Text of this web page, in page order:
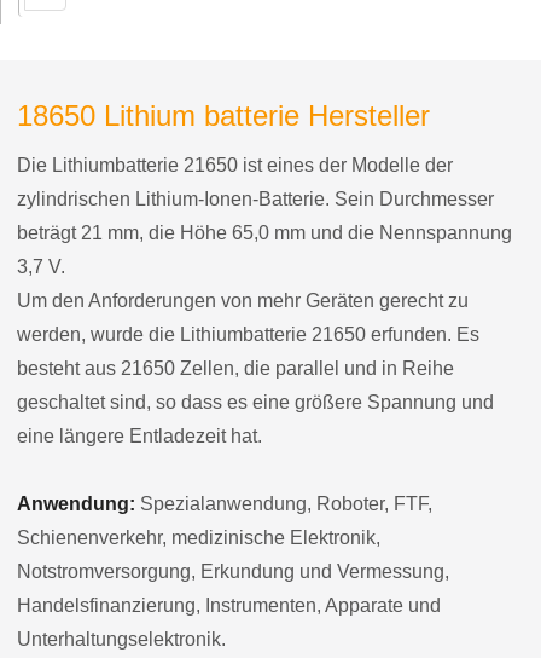
18650 Lithium batterie Hersteller
Die Lithiumbatterie 21650 ist eines der Modelle der
zylindrischen Lithium-Ionen-Batterie. Sein Durchmesser
beträgt 21 mm, die Höhe 65,0 mm und die Nennspannung
3,7 V.
Um den Anforderungen von mehr Geräten gerecht zu
werden, wurde die Lithiumbatterie 21650 erfunden. Es
besteht aus 21650 Zellen, die parallel und in Reihe
geschaltet sind, so dass es eine größere Spannung und
eine längere Entladezeit hat.
Anwendung: Spezialanwendung, Roboter, FTF,
Schienenverkehr, medizinische Elektronik,
Notstromversorgung, Erkundung und Vermessung,
Handelsfinanzierung, Instrumenten, Apparate und
Unterhaltungselektronik.